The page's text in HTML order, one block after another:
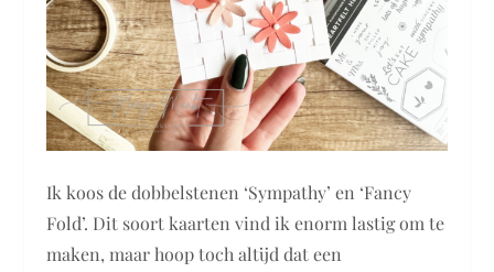
Ik koos de dobbelstenen ‘Sympathy’ en ‘Fancy
Fold’. Dit soort kaarten vind ik enorm lastig om te
maken, maar hoop toch altijd dat een